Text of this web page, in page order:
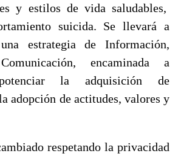
y estilos de vida saludables,
suicida. Se llevará a
estrategia de Información,
encaminada a
la adquisición de
adopción de actitudes, valores y
respetando la privacidad